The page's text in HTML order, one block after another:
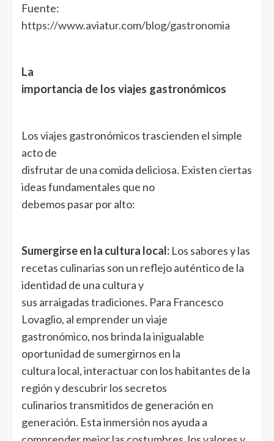
Fuente:
https://www.aviatur.com/blog/gastronomia
La
importancia de los viajes gastronómicos
Los viajes gastronómicos trascienden el simple
acto de
disfrutar de una comida deliciosa. Existen ciertas
ideas fundamentales que no
debemos pasar por alto:
Sumergirse en la cultura local: Los sabores y las
recetas culinarias son un reflejo auténtico de la
identidad de una cultura y
sus arraigadas tradiciones. Para Francesco
Lovaglio, al emprender un viaje
gastronómico, nos brinda la inigualable
oportunidad de sumergirnos en la
cultura local, interactuar con los habitantes de la
región y descubrir los secretos
culinarios transmitidos de generación en
generación. Esta inmersión nos ayuda a